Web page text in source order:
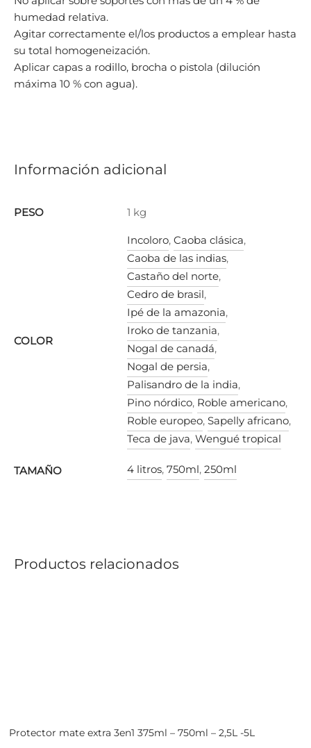
humedad relativa.
Agitar correctamente el/los productos a emplear hasta
su total homogeneización.
Aplicar capas a rodillo, brocha o pistola (dilución
máxima 10 % con agua).
Información adicional
PESO 1 kg
COLOR
Incoloro, Caoba clásica,
Caoba de las indias,
Castaño del norte,
Cedro de brasil,
Ipé de la amazonia,
Iroko de tanzania,
Nogal de canadá,
Nogal de persia,
Palisandro de la india,
Pino nórdico, Roble americano,
Roble europeo, Sapelly africano,
Teca de java, Wengué tropical
TAMAÑO 4 litros, 750ml, 250ml
Productos relacionados
Protector mate extra 3en1 375ml – 750ml – 2,5L -5L